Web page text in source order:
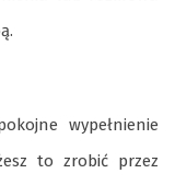
wypełnienie
to zrobić przez